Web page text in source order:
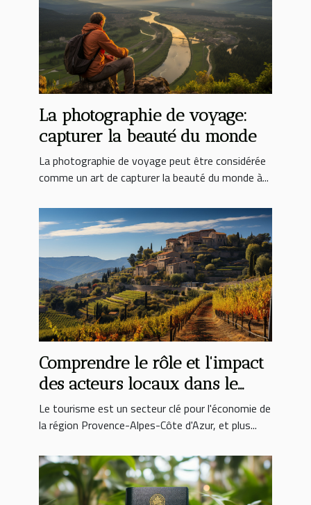
La photographie de voyage:
capturer la beauté du monde
La photographie de voyage peut être considérée
comme un art de capturer la beauté du monde à...
Comprendre le rôle et l'impact
des acteurs locaux dans le
développement du tourisme en
Var Provence et Côte d'Azur
Le tourisme est un secteur clé pour l'économie de
la région Provence-Alpes-Côte d'Azur, et plus...